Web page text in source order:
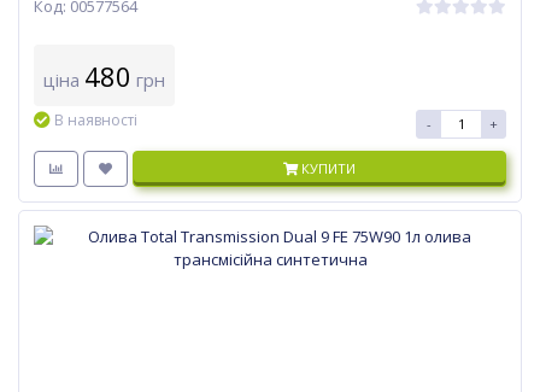
Код: 00577564
ціна 480 грн
В наявності - +
КУПИТИ